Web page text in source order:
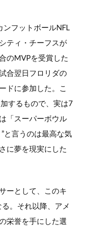
ンフットボールNFL
ティ・チーフスが
のMVPを受賞した
合翌日フロリダの
ドに参加した。こ
するもので、実は7
「スーパーボウル
と言うのは最高な気
に夢を現実にした
ーとして、このキ
。それ以降、アメ
栄誉を手にした選